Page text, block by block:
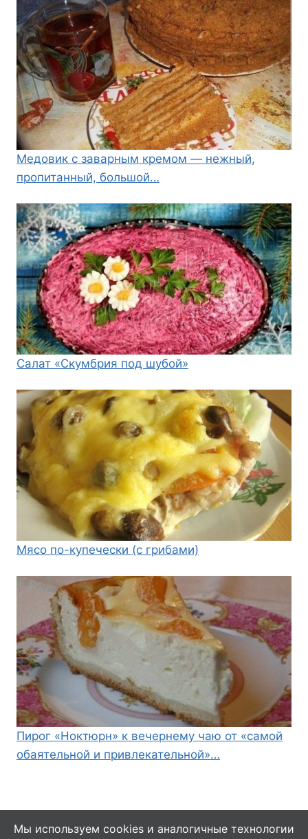
Медовик с заварным кремом — нежный,
пропитанный, большой…
Салат «Скумбрия под шубой»
Мясо по-купечески (с грибами)
Пирог «Ноктюрн» к вечернему чаю от «самой
обаятельной и привлекательной»…
Мы используем cookies и аналогичные технологии